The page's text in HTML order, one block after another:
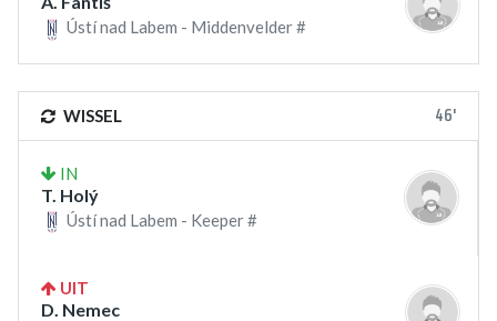
Ústí nad Labem - Middenvelder #
WISSEL 46'
IN
T. Holý
Ústí nad Labem - Keeper #
UIT
D. Nemec